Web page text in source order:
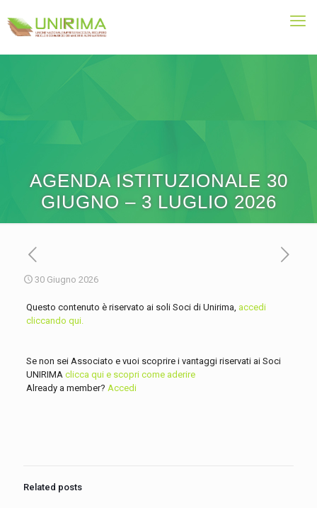
AGENDA ISTITUZIONALE 30
GIUGNO – 3 LUGLIO 2026
30 Giugno 2026
Questo contenuto è riservato ai soli Soci di Unirima, accedi
cliccando qui.
Se non sei Associato e vuoi scoprire i vantaggi riservati ai Soci
UNIRIMA clicca qui e scopri come aderire
Already a member? Accedi
Related posts